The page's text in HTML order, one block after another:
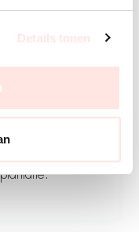
Details tonen